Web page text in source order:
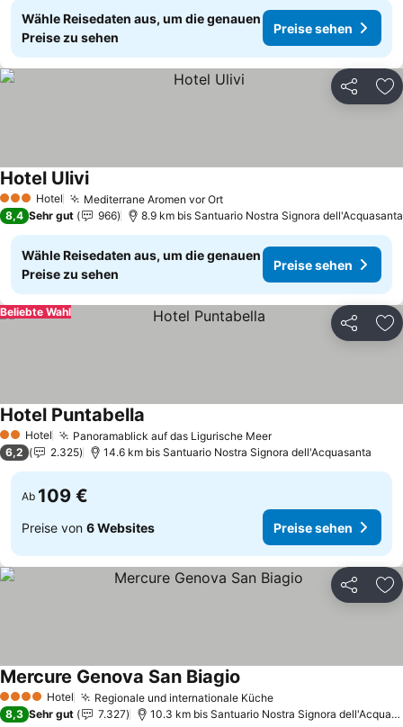
Wähle Reisedaten aus, um die genauen
Preise zu sehen
Preise sehen
Teilen
3 SterneHotel Mediterrane Aromen vor OrtPreise sehen
Hotel UliviPreise sehen
8,4 Sehr gut 966 8.9 km bis Santuario Nostra Signora dell'Acquasanta
Wähle Reisedaten aus, um die genauen
Preise zu sehen
Preise sehen
Teilen
Beliebte Wahl
2 Sterne
Hotel Panoramablick auf das Ligurische MeerPreise sehen
Hotel Puntabella
6,2 2.325 14.6 km bis Santuario Nostra Signora dell'Acquasanta
Ab 109 €
Preise von 6 Websites Preise sehen
Teilen
4 Sterne Hotel Regionale und internationale KüchePreise sehen
Mercure Genova San Biagio
8,3 Sehr gut 7.327 10.3 km bis Santuario Nostra Signora